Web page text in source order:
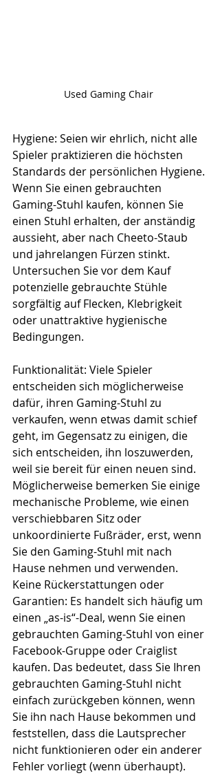
Used Gaming Chair
Hygiene: Seien wir ehrlich, nicht alle
Spieler praktizieren die höchsten
Standards der persönlichen Hygiene.
Wenn Sie einen gebrauchten
Gaming-Stuhl kaufen, können Sie
einen Stuhl erhalten, der anständig
aussieht, aber nach Cheeto-Staub
und jahrelangen Fürzen stinkt.
Untersuchen Sie vor dem Kauf
potenzielle gebrauchte Stühle
sorgfältig auf Flecken, Klebrigkeit
oder unattraktive hygienische
Bedingungen.
Funktionalität: Viele Spieler
entscheiden sich möglicherweise
dafür, ihren Gaming-Stuhl zu
verkaufen, wenn etwas damit schief
geht, im Gegensatz zu einigen, die
sich entscheiden, ihn loszuwerden,
weil sie bereit für einen neuen sind.
Möglicherweise bemerken Sie einige
mechanische Probleme, wie einen
verschiebbaren Sitz oder
unkoordinierte Fußräder, erst, wenn
Sie den Gaming-Stuhl mit nach
Hause nehmen und verwenden.
Keine Rückerstattungen oder
Garantien: Es handelt sich häufig um
einen „as-is“-Deal, wenn Sie einen
gebrauchten Gaming-Stuhl von einer
Facebook-Gruppe oder Craiglist
kaufen. Das bedeutet, dass Sie Ihren
gebrauchten Gaming-Stuhl nicht
einfach zurückgeben können, wenn
Sie ihn nach Hause bekommen und
feststellen, dass die Lautsprecher
nicht funktionieren oder ein anderer
Fehler vorliegt (wenn überhaupt).